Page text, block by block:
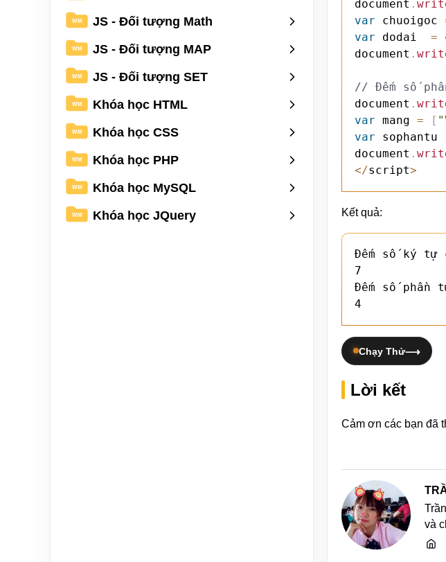
document .
var chuoigoc
var dodai =
document .
// Đếm số
document .
var mang = [
var sophantu
document .
</script>
Kết quả:
Đếm số ký tự
7
Đếm số phần
4
Chạy Thử
Lời kết
Cảm ơn các bạn đã
và
WM JS - Đối tượng Math
WM JS - Đối tượng MAP
WM JS - Đối tượng SET
WM Khóa học HTML
WM Khóa học CSS
WM Khóa học PHP
WM Khóa học MySQL
WM Khóa học JQuery